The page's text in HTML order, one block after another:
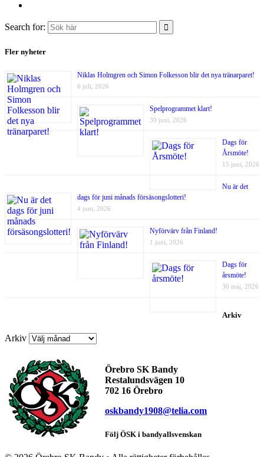
Search for:
Fler nyheter
Niklas Holmgren och Simon Folkesson blir det nya tränarparet!
6 juli, 2026
Spelprogrammet klart!
30 juni, 2026
Dags för
Årsmöte!
15 juni, 2026
Nu är det
dags för juni månads försäsongslotteri!
4 juni, 2026
Nyförvärv från Finland!
1 juni, 2026
Dags för
årsmöte!
30 maj, 2026
Arkiv
Arkiv
Örebro SK Bandy
Restalundsvägen 10
702 16 Örebro
oskbandy1908@telia.com
Följ ÖSK i bandyallsvenskan